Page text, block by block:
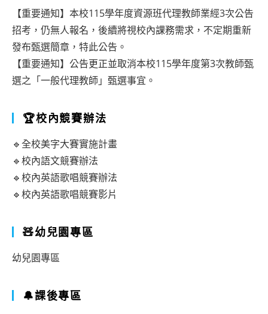
【重要通知】本校115學年度資源班代理教師業經3次公告
招考，仍無人報名，後續將視校內課務需求，不定期重新
發布甄選簡章，特此公告。
【重要通知】公告更正並取消本校115學年度第3次教師甄
選之「一般代理教師」甄選事宜。
🏆校內競賽辦法
🔹全校美字大賽實施計畫
🔹校內語文競賽辦法
🔹校內英語歌唱競賽辦法
🔹校內英語歌唱競賽影片
🧸幼兒園專區
幼兒園專區
🔔課後專區